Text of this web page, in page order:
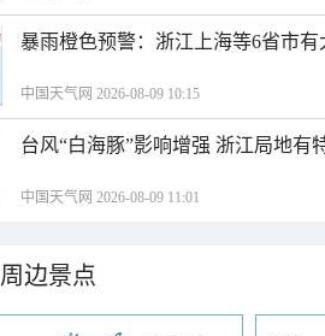
暴雨橙色预警：浙江上海等6省市
中国天气网 2026-08-09 10:15
台风“白海豚”影响增强 浙江局地有
中国天气网 2026-08-09 11:01
周边景点